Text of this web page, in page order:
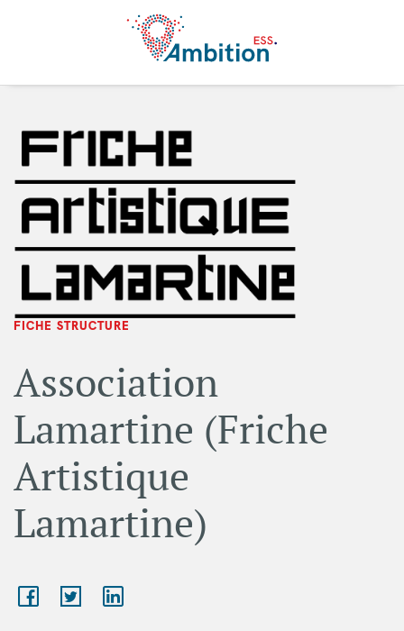
Aller au contenu principal
FICHE STRUCTURE
Association
Lamartine (Friche
Artistique
Lamartine)